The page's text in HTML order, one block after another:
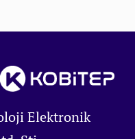
Elektronik